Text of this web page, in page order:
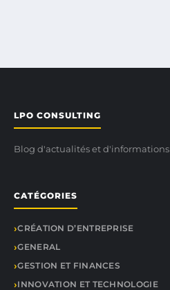
LPO CONSULTING
Blog d'actualités et d'informations
CATÉGORIES
CRÉATION D’ENTREPRISE
GENERAL
GESTION ET FINANCES
INNOVATION ET TECHNOLOGIE